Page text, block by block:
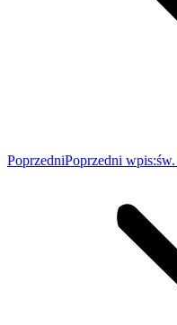
PoprzedniPoprzedni wpis: